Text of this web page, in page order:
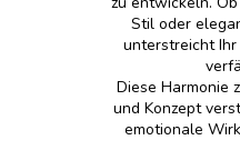
Stil oder
unterstreicht Ihr
Diese Harmonie
und Konzept
emotionale